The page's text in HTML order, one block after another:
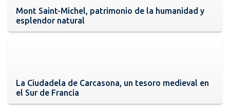
Mont Saint-Michel, patrimonio de la humanidad y
esplendor natural
La Ciudadela de Carcasona, un tesoro medieval en
el Sur de Francia